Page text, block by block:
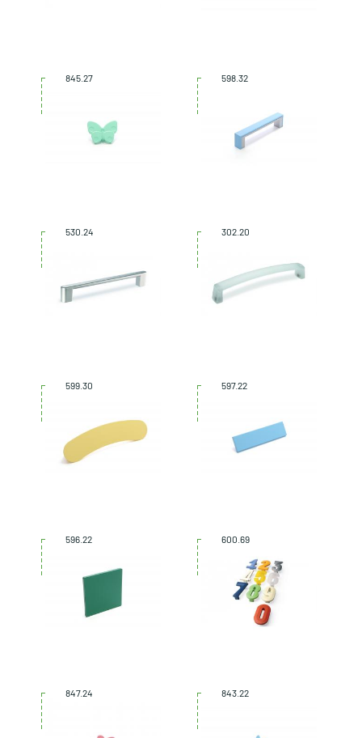
845.27 598.32
530.24 302.20
599.30 597.22
596.22 600.69
847.24 843.22